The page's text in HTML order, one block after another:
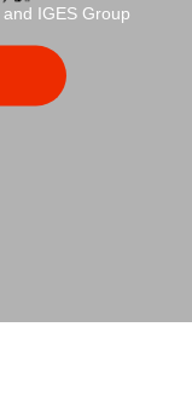
and IGES Group